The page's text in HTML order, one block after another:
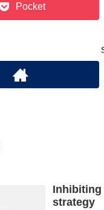
Pocket
Inhibiting
strategy